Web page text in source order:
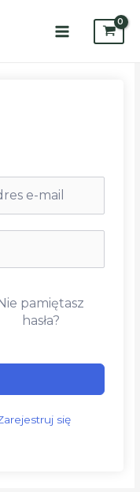
Main
Nie pamiętasz
hasła?
się